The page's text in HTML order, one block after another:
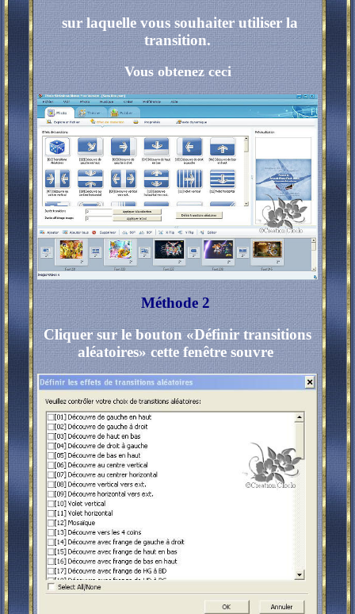
sur laquelle vous souhaiter utiliser la
transition.
Vous obtenez ceci
Méthode 2
Cliquer sur le bouton «Définir transitions
aléatoires» cette fenêtre souvre